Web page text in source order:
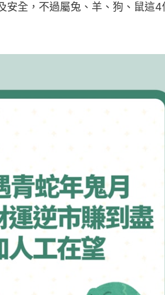
安全，不過屬兔、羊、狗、鼠這4